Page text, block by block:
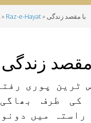
Raz-e-Hayat با مقصد زندگی
مقصد زندگی
ٹرین پوری
کی طرف
راستہ میں